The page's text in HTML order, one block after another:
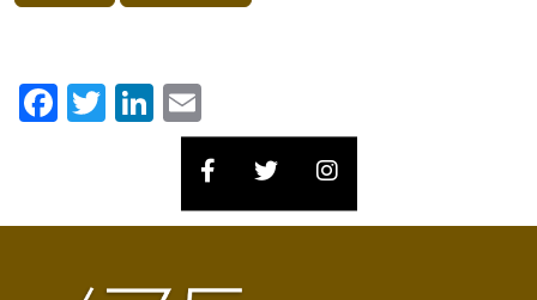
Facebook
TwitterLinkedIn